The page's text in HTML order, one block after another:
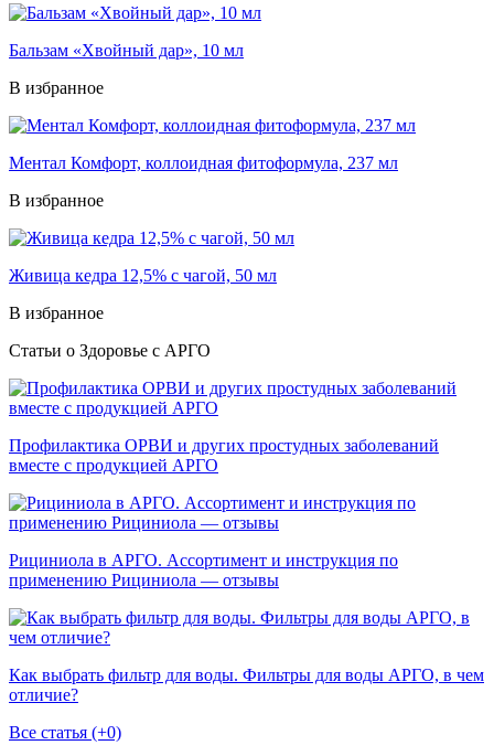
Бальзам «Хвойный дар», 10 мл
В избранное
Ментал Комфорт, коллоидная фитоформула, 237 мл
В избранное
Живица кедра 12,5% с чагой, 50 мл
В избранное
Статьи о Здоровье с АРГО
Профилактика ОРВИ и других простудных заболеваний
вместе с продукцией АРГО
Рициниола в АРГО. Ассортимент и инструкция по
применению Рициниола — отзывы
Как выбрать фильтр для воды. Фильтры для воды АРГО, в чем
отличие?
Все статья (+0)